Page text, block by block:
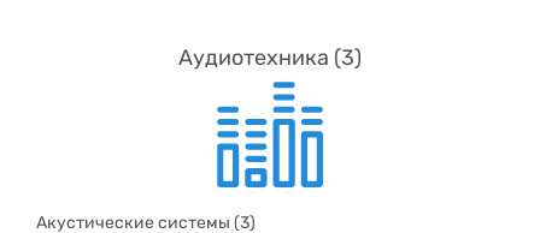
Аудиотехника (3)
Акустические системы (3)